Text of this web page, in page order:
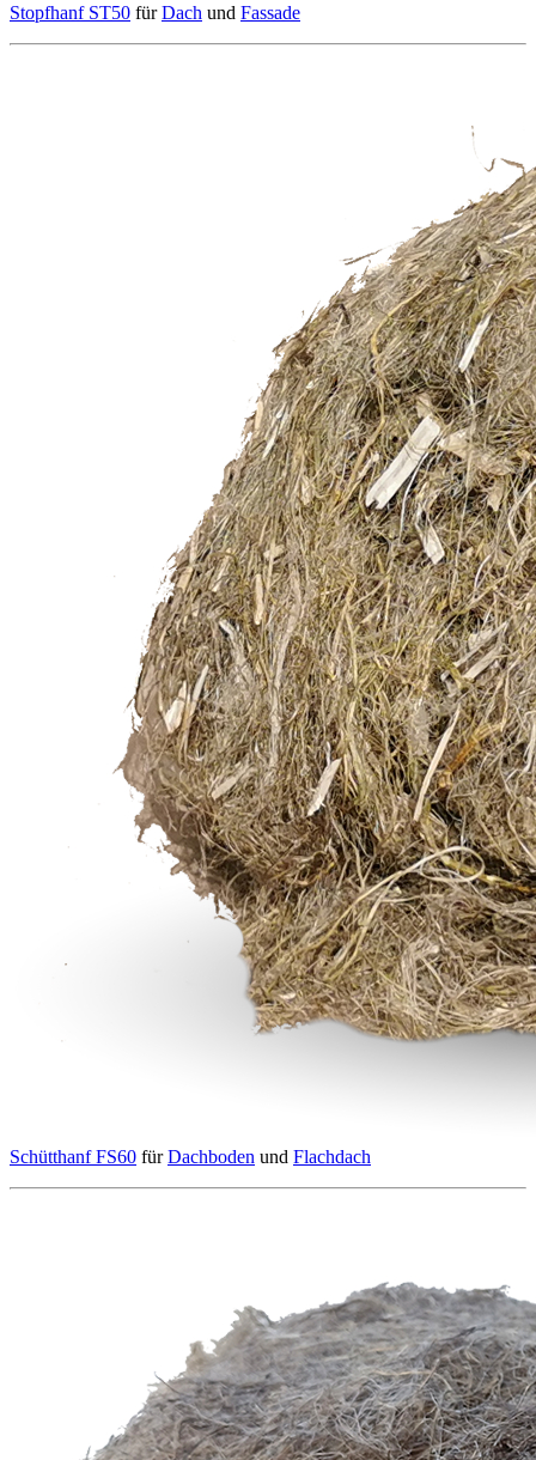
Stopfhanf ST50 fürDach und Fassade
Schütthanf FS60 fürDachboden und Flachdach